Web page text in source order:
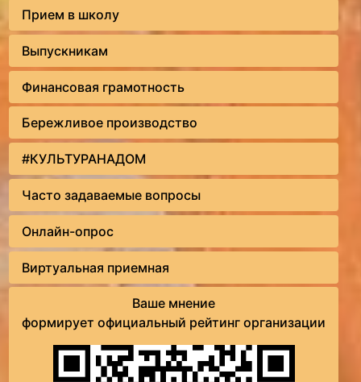
Прием в школу
Выпускникам
Финансовая грамотность
Бережливое производство
#КУЛЬТУРАНАДОМ
Часто задаваемые вопросы
Онлайн-опрос
Виртуальная приемная
Ваше мнение
формирует официальный рейтинг организации